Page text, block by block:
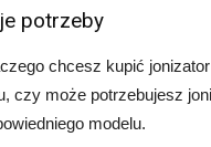
potrzeby
chcesz kupić
czy może potrzebujesz
modelu.